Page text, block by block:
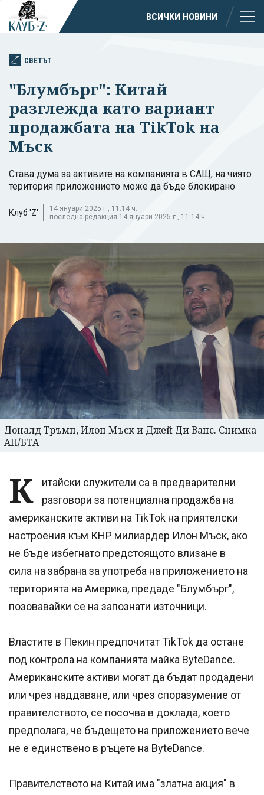
ВСИЧКИ НОВИНИ
СВЕТЪТ
"Блумбърг": Китай
разглежда като вариант
продажбата на TikTok на
Мъск
Става дума за активите на компанията в САЩ, на чиято
територия приложението може да бъде блокирано
Клуб 'Z'
14 януари 2025 г., 11:14 ч.
последна редакция 14 януари 2025 г., 11:14 ч.
Доналд Тръмп, Илон Мъск и Джей Ди Ванс. Снимка
АП/БТА
К
итайски служители са в предварителни
разговори за потенциална продажба на
американските активи на TikTok на приятелски
настроения към КНР милиардер Илон Мъск, ако
не бъде избегнато предстоящото влизане в
сила на забрана за употреба на приложението на
територията на Америка, предаде "Блумбърг",
позовавайки се на запознати източници.
Властите в Пекин предпочитат TikTok да остане
под контрола на компанията майка ByteDance.
Американските активи могат да бъдат продадени
или чрез наддаване, или чрез споразумение от
правителството, се посочва в доклада, което
предполага, че бъдещето на приложението вече
не е единствено в ръцете на ByteDance.
Правителството на Китай има "златна акция" в